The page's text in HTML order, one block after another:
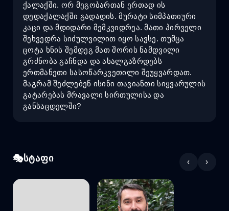
ქალაქში. ორ მეგობართან ერთად ის
დედაქალაქში გადადის. მურატი სიმპათიური
კაცი და მდიდარი მემკვიდრეა. მათი პირველი
შეხვედრა სიძულვილით იყო სავსე. თუმცა
ცოტა ხნის შემდეგ მათ შორის ნამდვილი
გრძნობა გაჩნდა და ახალგაზრდებს
ერთმანეთი სასოწარკვეთილი შეუყვარდათ.
მაგრამ შეძლებენ ისინი თავიანთი სიყვარულის
გატარებას მრავალი სირთულისა და
განსაცდელში?
სტაფი ‹ ›